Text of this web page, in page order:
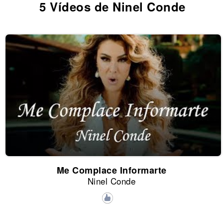
5 Vídeos de Ninel Conde
Me Complace Informarte
Ninel Conde